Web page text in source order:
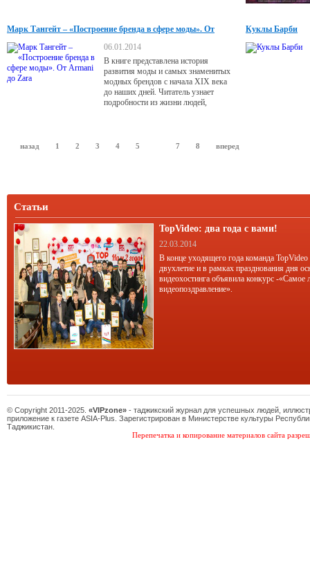
симпатичному незнакомцу
избавиться от смертельного
проклятия обернется такой лавиной
проблем? В итоге я побывала в
другом мире, ввязалась в
расследование убийства и приняла
участие в настоящем
Марк Тангейт – «Построение бренда в сфере моды». От
06.01.2014
В книге представлена история
развития моды и самых знаменитых
модных брендов с начала XIX века
до наших дней. Читатель узнает
подробности из жизни людей,
Versace, Zara и Zegna (список можно
Куклы Барби
назад 1 2 3 4 5 7 8 вперед
Статьи
TopVideo: два года с вами!
22.03.2014
В конце уходящего года команда TopVideo
двухлетие и в рамках празднования дня
видеохостинга объявила конкурс -«Самое
видеопоздравление».
© Copyright 2011-2025. «VIPzone» - таджикский журнал для успешных людей,
приложение к газете ASIA-Plus. Зарегистрирован в Министерстве культуры
Таджикистан.
Перепечатка и копирование материалов сайта